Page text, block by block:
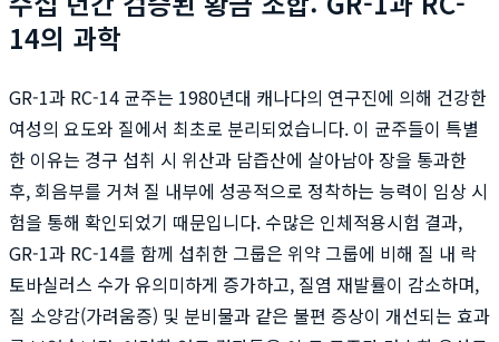
14의 과학
GR-1과 RC-14 균주는 1980년대 캐나다의 연구진에 의해 건강한
여성의 요도와 질에서 최초로 분리되었습니다. 이 균주들이 특별
한 이유는 경구 섭취 시 위산과 담즙산에 살아남아 장을 통과한
후, 회음부를 거쳐 질 내부에 성공적으로 정착하는 능력이 임상 시
험을 통해 확인되었기 때문입니다. 수많은 인체적용시험 결과,
GR-1과 RC-14를 함께 섭취한 그룹은 위약 그룹에 비해 질 내 락
토바실러스 수가 유의미하게 증가하고, 질염 재발률이 감소하며,
질 소양감(가려움증) 및 분비물과 같은 불편 증상이 개선되는 효과